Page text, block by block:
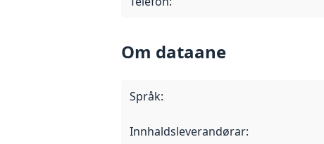
Om dataane
Språk:
Innhaldsleverandørar: